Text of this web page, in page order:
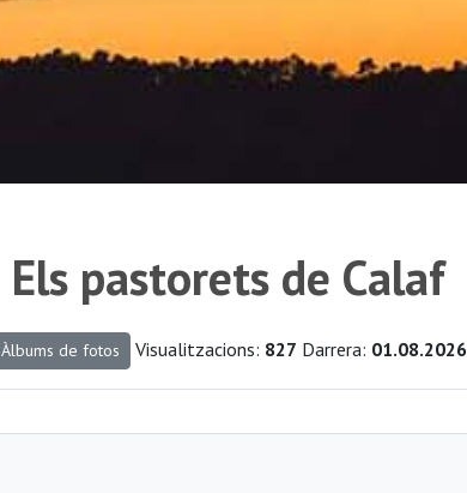
Els pastorets de Calaf
Àlbums de fotos Visualitzacions: 827 Darrera: 01.08.2026